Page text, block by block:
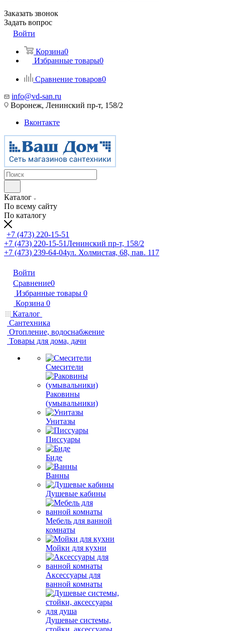
Заказать звонок
Задать вопрос
Войти
Корзина0
Избранные товары0
Сравнение товаров0
info@vd-san.ru
Воронеж, Ленинский пр-т, 158/2
Вконтакте
Каталог
По всему сайту
По каталогу
+7 (473) 220-15-51
+7 (473) 220-15-51Ленинский пр-т, 158/2
+7 (473) 239-64-04ул. Холмистая, 68, пав. 117
Войти
Сравнение0
Избранные товары 0
Корзина 0
Каталог
Сантехника
Отопление, водоснабжение
Товары для дома, дачи
Смесители
Раковины
(умывальники)
Унитазы
Писсуары
Биде
Ванны
Душевые кабины
Мебель для ванной
комнаты
Мойки для кухни
Аксессуары для
ванной комнаты
Душевые системы,
стойки, аксессуары